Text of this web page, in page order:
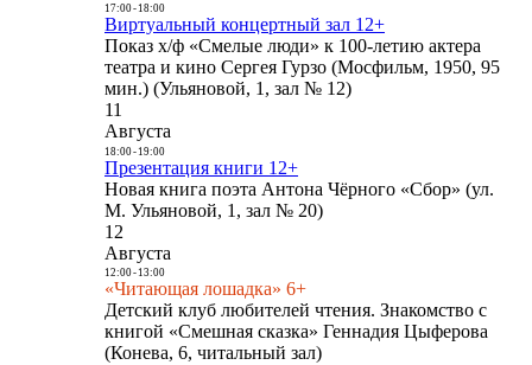
17:00- 18:00
Виртуальный концертный зал 12+
Показ х/ф «Смелые люди» к 100-летию актера
театра и кино Сергея Гурзо (Мосфильм, 1950, 95
мин.) (Ульяновой, 1, зал № 12)
11
Августа
18:00- 19:00
Презентация книги 12+
Новая книга поэта Антона Чёрного «Сбор» (ул.
М. Ульяновой, 1, зал № 20)
12
Августа
12:00- 13:00
«Читающая лошадка» 6+
Детский клуб любителей чтения. Знакомство с
книгой «Смешная сказка» Геннадия Цыферова
(Конева, 6, читальный зал)